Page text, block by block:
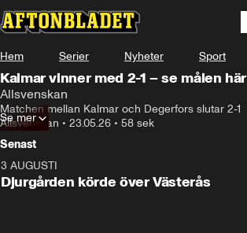
Hem Serier Nyheter Sport
Kalmar vinner med 2-1 – se målen här
Allsvenskan
Matchen mellan Kalmar och Degerfors slutar 2-1
Allsvenskan • 23.05.26 • 58 sek
Se mer
Senast
3 AUGUSTI
Djurgården körde över Västerås